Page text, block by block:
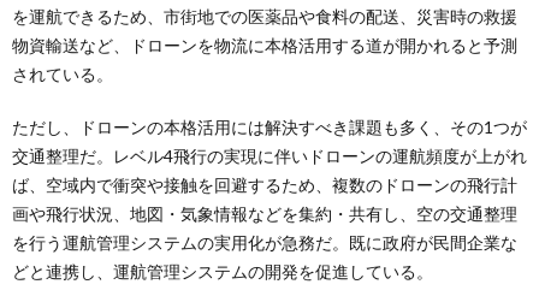
を運航できるため、市街地での医薬品や食料の配送、災害時の救援
物資輸送など、ドローンを物流に本格活用する道が開かれると予測
されている。
ただし、ドローンの本格活用には解決すべき課題も多く、その1つが
交通整理だ。レベル4飛行の実現に伴いドローンの運航頻度が上がれ
ば、空域内で衝突や接触を回避するため、複数のドローンの飛行計
画や飛行状況、地図・気象情報などを集約・共有し、空の交通整理
を行う運航管理システムの実用化が急務だ。既に政府が民間企業な
どと連携し、運航管理システムの開発を促進している。